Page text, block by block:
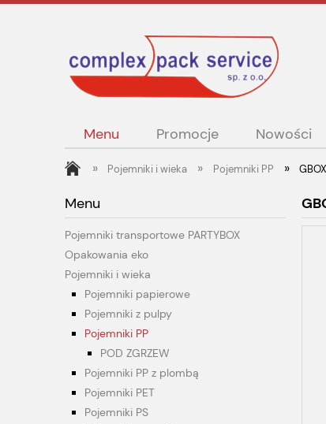
Menu Promocje Nowości
» Pojemniki i wieka » Pojemniki PP »
Menu
Pojemniki transportowe PARTYBOX
Opakowania eko
Pojemniki i wieka
Pojemniki papierowe
Pojemniki z pulpy
Pojemniki PP
POD ZGRZEW
Pojemniki PP z plombą
Pojemniki PET
Pojemniki PS